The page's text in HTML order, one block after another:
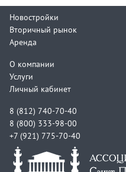
Новостройки
Вторичный рынок
Аренда
О компании
Услуги
Личный кабинет
8 (812) 740-70-40
8 (800) 333-98-00
+7 (921) 775-70-40